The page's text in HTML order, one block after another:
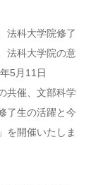
法科大学院修了
法科大学院の意
5月11日
共催、文部科学
了生の活躍と今
開催いたしま